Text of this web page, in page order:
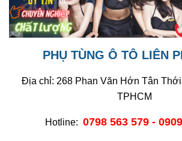
PHỤ TÙNG Ô TÔ LIÊN
Địa chỉ: 268 Phan Văn Hớn Tân Thới
TPHCM
Hotline: 0798 563 579 -